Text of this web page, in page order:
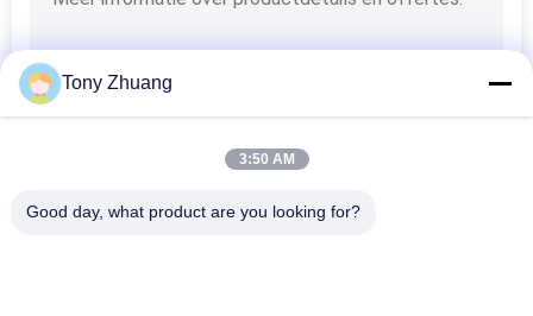
Tony Zhuang
3:50 AM
Good day, what product are you looking for?